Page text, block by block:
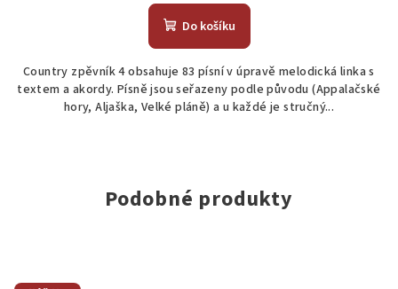
Do košíku
Country zpěvník 4 obsahuje 83 písní v úpravě melodická linka s
textem a akordy. Písně jsou seřazeny podle původu (Appalačské
hory, Aljaška, Velké pláně) a u každé je stručný...
Podobné produkty